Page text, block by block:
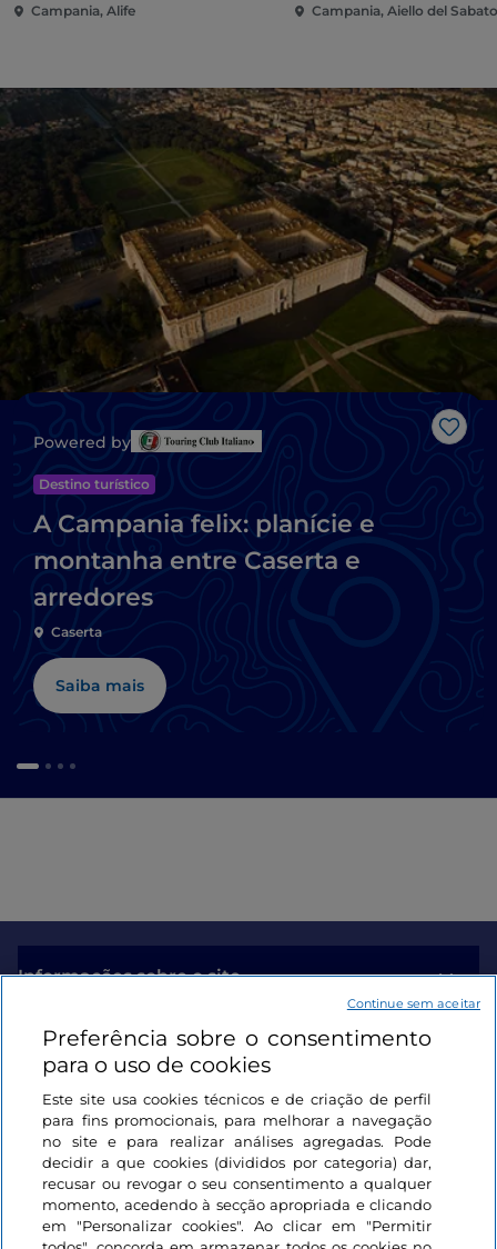
Campania, Alife Campania, Aiello del
Powered by
Destino turístico
A Campania felix: planície e
montanha entre Caserta e
arredores
Caserta
Saiba mais
Informações sobre o site
Ligações úteis
Iniciar sessão
Mantenha-se em contacto
Preferência sobre o consentimento
para o uso de cookies
Este site usa cookies técnicos e de criação de perfil
para fins promocionais, para melhorar a navegação
no site e para realizar análises agregadas. Pode
decidir a que cookies (divididos por categoria) dar,
recusar ou revogar o seu consentimento a qualquer
momento, acedendo à secção apropriada e clicando
em "Personalizar cookies". Ao clicar em "Permitir
Continue sem aceitar